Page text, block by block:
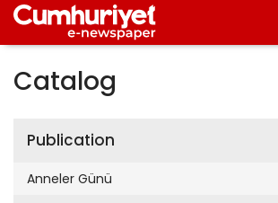
Catalog
Publication
Anneler Günü